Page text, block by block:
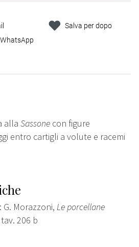
Salva per dopo
alla Sassone con figure
entro cartigli a volute e racemi
Morazzoni, Le porcellane
206 b